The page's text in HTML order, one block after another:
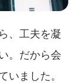
、工夫を凝
。だから会
ました。